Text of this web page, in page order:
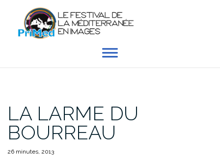
contenu
LA LARME DU
BOURREAU
26 minutes, 2013